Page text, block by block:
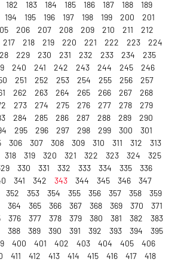
182 183 184 185 186 187 188
189
194 195 196 197 198 199 200
201
206 207 208 209 210 211
212
217 218 219 220 221 222 223
224
229 230 231 232 233 234
235
240 241 242 243 244 245
246
251 252 253 254 255 256
257
262 263 264 265 266 267
268
273 274 275 276 277 278
279
284 285 286 287 288 289
290
295 296 297 298 299 300
301
306 307 308 309 310 311 312
313
318 319 320 321 322 323 324
325
330 331 332 333 334 335
336
341 342 343 344 345 346
347
352 353 354 355 356 357 358
359
364 365 366 367 368 369 370
371
376 377 378 379 380 381 382
383
388 389 390 391 392 393 394
395
400 401 402 403 404 405
406
411 412 413 414 415 416 417
418